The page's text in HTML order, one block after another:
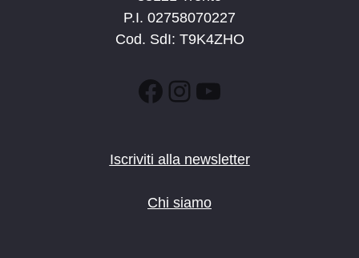
P.I. 02758070227
Cod. SdI: T9K4ZHO
Facebook
Instagram
YouTube
Iscriviti alla newsletter
Chi siamo